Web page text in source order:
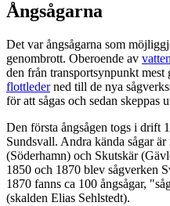
Ångsågarna
Det var ångsågarna som
genombrott. Oberoende av
den från transportsynpunkt
flottlederned till de nya
för att sågas och sedan skeppas
Den första ångsågen togs i drift
Sundsvall. Andra kända sågar
(Söderhamn) och Skutskär
1850 och 1870 blev sågverken
1870 fanns ca 100 ångsågar,
(skalden Elias Sehlstedt).